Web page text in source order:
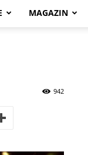
MAGAZIN
942